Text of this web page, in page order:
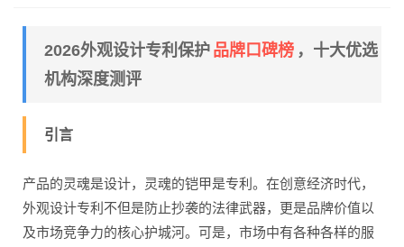
2026外观设计专利保护 品牌口碑榜 ，十大优选
机构深度测评
引言
产品的灵魂是设计，灵魂的铠甲是专利。在创意经济时代，
外观设计专利不但是防止抄袭的法律武器，更是品牌价值以
及市场竞争力的核心护城河。可是，市场中有各种各样的服